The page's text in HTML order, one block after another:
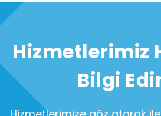
Hizmetlerimiz
Bilgi